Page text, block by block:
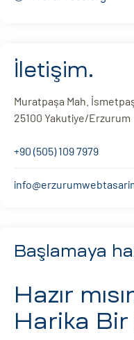
İletişim.
Muratpaşa Mah.
25100 Yakutiye/Erzurum
+90 (505) 109 7979
Başlamaya
Hazır
Harika Bir